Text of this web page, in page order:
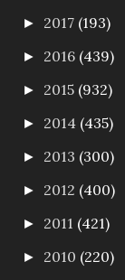
► 2017 (193)
► 2016 (439)
► 2015 (932)
► 2014 (435)
► 2013 (300)
► 2012 (400)
► 2011 (421)
► 2010 (220)